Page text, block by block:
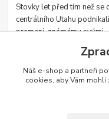
Stovky let před tím než se
centrálního Utahu
prameni, známému
Katalog internetových
Náš e-shop a partneři
cookies, aby Vám mohli